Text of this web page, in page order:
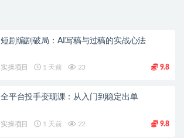
短剧编剧破局：AI写稿与过稿的实战心法
实操项目 1 天前 23 9.8
全平台投手变现课：从入门到稳定出单
实操项目 1 天前 22 9.8